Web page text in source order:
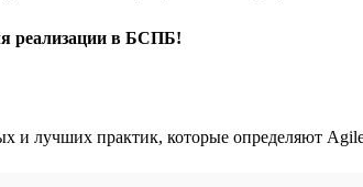
реализации в БСПБ!
и лучших практик, которые определяют